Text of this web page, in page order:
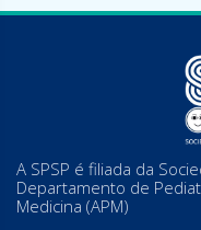
A SPSP é filiada da
Departamento de
Medicina (APM)